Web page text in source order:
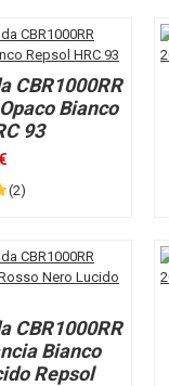
CBR1000RR
Bianco
93
(2)
CBR1000RR
Bianco
Repsol